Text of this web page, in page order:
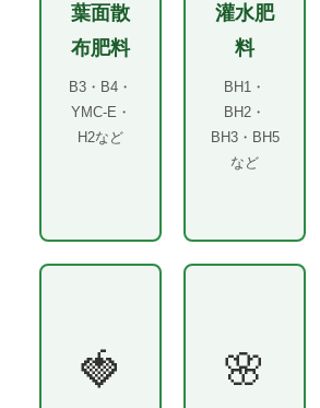
葉面散
布肥料
B3・B4・
YMC-E・
H2など
灌水肥
料
BH1・
BH2・
BH3・BH5
など
🍓 🌸